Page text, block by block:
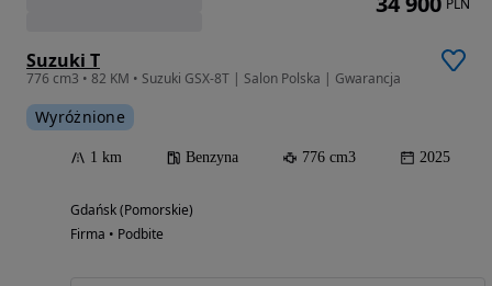
Suzuki T
776 cm3 • 82 KM • Suzuki GSX-8T | Salon Polska | Gwarancja
Wyróżnione
1 km Benzyna 776 cm3 2025
Gdańsk (Pomorskie)
Firma • Podbite
PLN